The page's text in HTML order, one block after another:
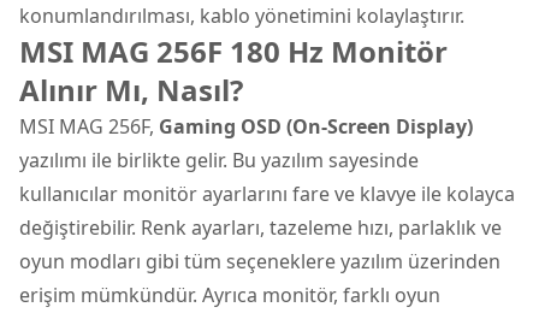
konumlandırılması, kablo yönetimini kolaylaştırır.
MSI MAG 256F 180 Hz Monitör
Alınır Mı, Nasıl?
MSI MAG 256F, Gaming OSD (On-Screen Display)
yazılımı ile birlikte gelir. Bu yazılım sayesinde
kullanıcılar monitör ayarlarını fare ve klavye ile kolayca
değiştirebilir. Renk ayarları, tazeleme hızı, parlaklık ve
oyun modları gibi tüm seçeneklere yazılım üzerinden
erişim mümkündür. Ayrıca monitör, farklı oyun